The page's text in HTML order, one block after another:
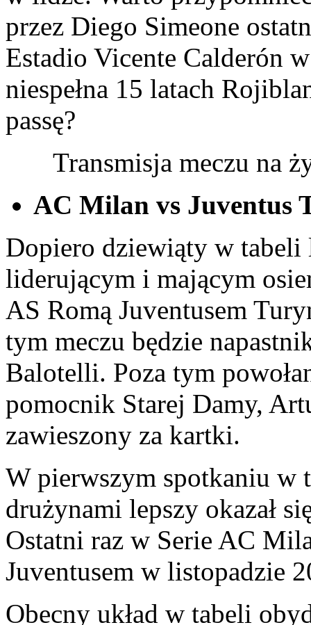
przez Diego Simeone
Estadio Vicente Calderón
niespełna 15 latach
passę?
Transmisja meczu na
AC Milan vs Juventus
Dopiero dziewiąty w
liderującym i mającym
AS Romą Juventusem
tym meczu będzie
Balotelli. Poza tym
pomocnik Starej Damy,
zawieszony za kartki.
W pierwszym spotkaniu w
drużynami lepszy okazał
Ostatni raz w Serie AC
Juventusem w listopadzie
Obecny układ w tabeli